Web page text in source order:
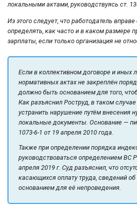
локальными актами, руководствуясь ст.
Из этого следует, что работодатель
определять, как часто и в каком размере
зарплаты, если только организация не
Если в коллективном договоре и иных
нормативных актах не закреплён
должно быть основанием для того,
Как разъяснил Роструд, в таком
устранить нарушение путём внесения
локальные документы. Основание —
1073-6-1 от 19 апреля 2010 года.
Также при определении порядка
руководствоваться определением ВС
апреля 2019 г. Суд разъяснил, что
касающихся оплату труда, сведений
основанием для её непроведения.